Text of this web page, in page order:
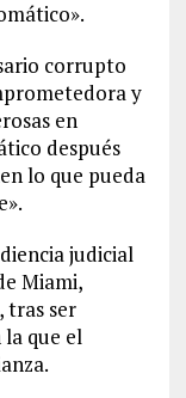
corrupto
y
en
después
lo que pueda
judicial
Miami,
tras ser
que el